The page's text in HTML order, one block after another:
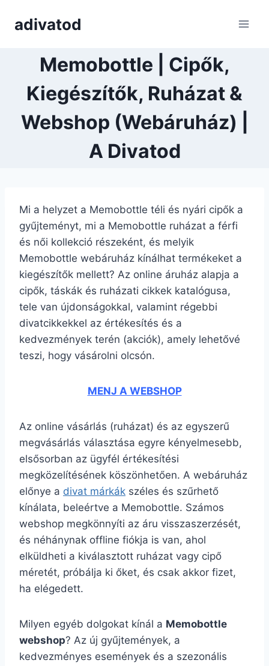
adivatod
Memobottle | Cipők,
Kiegészítők, Ruházat &
Webshop (Webáruház) |
A Divatod
Mi a helyzet a Memobottle téli és nyári cipők a
gyűjteményt, mi a Memobottle ruházat a férfi
és női kollekció részeként, és melyik
Memobottle webáruház kínálhat termékeket a
kiegészítők mellett? Az online áruház alapja a
cipők, táskák és ruházati cikkek katalógusa,
tele van újdonságokkal, valamint régebbi
divatcikkekkel az értékesítés és a
kedvezmények terén (akciók), amely lehetővé
teszi, hogy vásárolni olcsón.
MENJ A WEBSHOP
Az online vásárlás (ruházat) és az egyszerű
megvásárlás választása egyre kényelmesebb,
elsősorban az ügyfél értékesítési
megközelítésének köszönhetően. A webáruház
előnye a divat márkák széles és szűrhető
kínálata, beleértve a Memobottle. Számos
webshop megkönnyíti az áru visszaszerzését,
és néhánynak offline fiókja is van, ahol
elküldheti a kiválasztott ruházat vagy cipő
méretét, próbálja ki őket, és csak akkor fizet,
ha elégedett.
Milyen egyéb dolgokat kínál a Memobottle
webshop? Az új gyűjtemények, a
kedvezményes események és a szezonális